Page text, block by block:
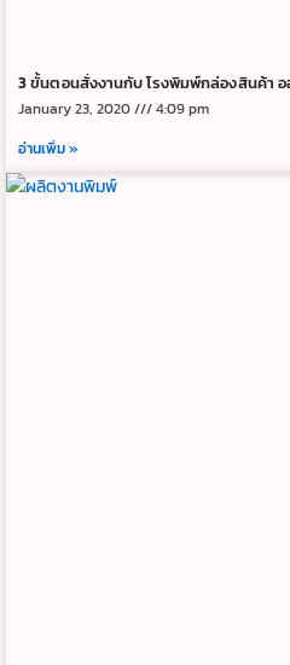
3 ขั้นตอนสั่งงานกับ โรงพิมพ์กล่องสินค้า
January 23, 2020
4:09 pm
อ่านเพิ่ม »